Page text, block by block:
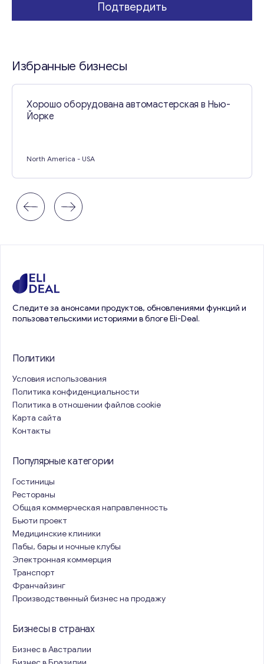
Подтвердить
Избранные бизнесы
Хорошо оборудована автомастерская в Нью-
Йорке
North America - USA
Следите за анонсами продуктов, обновлениями функций и
пользовательскими историями в блоге Eli-Deal.
Политики
Условия использования
Политика конфиденциальности
Политика в отношении файлов cookie
Карта сайта
Контакты
Популярные категории
Гостиницы
Рестораны
Общая коммерческая направленность
Бьюти проект
Медицинские клиники
Пабы, бары и ночные клубы
Электронная коммерция
Транспорт
Франчайзинг
Производственный бизнес на продажу
Бизнесы в странах
Бизнес в Австралии